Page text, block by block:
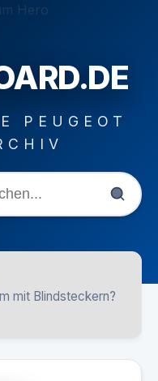
PEUGEOT
mit Blindsteckern?